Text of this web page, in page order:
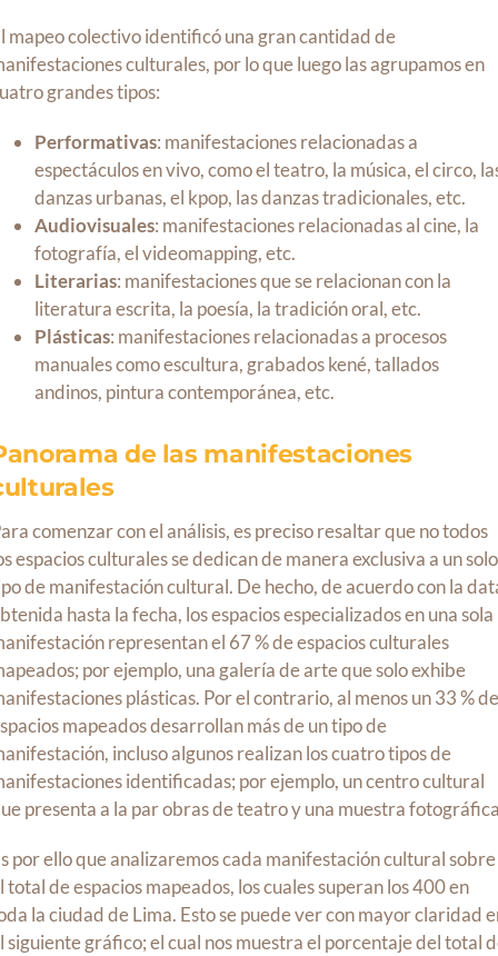
mapeo colectivo identificó una gran cantidad de
culturales, por lo que luego las agrupamos en
grandes tipos:
Performativas: manifestaciones relacionadas a
espectáculos en vivo, como el teatro, la música, el circo,
danzas urbanas, el kpop, las danzas tradicionales, etc.
Audiovisuales: manifestaciones relacionadas al cine, la
fotografía, el videomapping, etc.
Literarias: manifestaciones que se relacionan con la
literatura escrita, la poesía, la tradición oral, etc.
Plásticas: manifestaciones relacionadas a procesos
manuales como escultura, grabados kené, tallados
andinos, pintura contemporánea, etc.
de las manifestaciones
comenzar con el análisis, es preciso resaltar que no todos
espacios culturales se dedican de manera exclusiva a un solo
de manifestación cultural. De hecho, de acuerdo con la
hasta la fecha, los espacios especializados en una sola
representan el 67 % de espacios culturales
por ejemplo, una galería de arte que solo exhibe
plásticas. Por el contrario, al menos un 33 %
mapeados desarrollan más de un tipo de
incluso algunos realizan los cuatro tipos de
identificadas; por ejemplo, un centro cultural
presenta a la par obras de teatro y una muestra
por ello que analizaremos cada manifestación cultural sobre
total de espacios mapeados, los cuales superan los 400 en
la ciudad de Lima. Esto se puede ver con mayor claridad
siguiente gráfico; el cual nos muestra el porcentaje del total